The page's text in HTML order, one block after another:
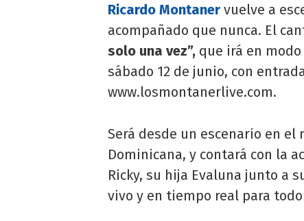
Ricardo Montaner vuelve a
acompañado que nunca. El
solo una vez”, que irá en
sábado 12 de junio, con
www.losmontanerlive.com.
Será desde un escenario en el
Dominicana, y contará con la
Ricky, su hija Evaluna junto a
vivo y en tiempo real para